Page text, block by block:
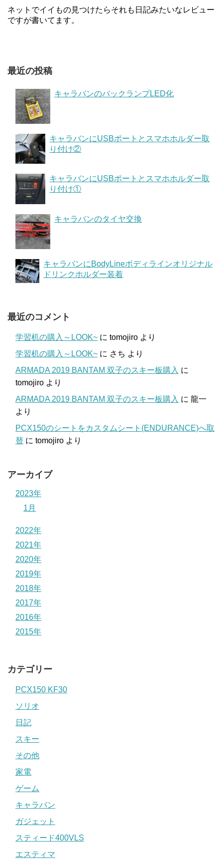
ネットでイイもの見つけたらそれも日記みたいなレビュー
ですが書いてます。
最近の投稿
キャラバンのバックランプLED化
キャラバンにUSBポートとスマホホルダー取
り付け②
キャラバンにUSBポートとスマホホルダー取
り付け①
キャラバンのタイヤ交換
キャラバンにBodyLineボディラインオリジナル
ドリンクホルダー装着
最近のコメント
学習机の購入～LOOK~ に tomojiro より
学習机の購入～LOOK~ に さち より
ARMADA 2019 BANTAM 双子のスキー板購入 に
tomojiro より
ARMADA 2019 BANTAM 双子のスキー板購入 に 龍一
より
PCX150のシートをカスタムシート(ENDURANCE)へ取
替 に tomojiro より
アーカイブ
2023年
1月
2022年
2021年
2020年
2019年
2018年
2017年
2016年
2015年
カテゴリー
PCX150 KF30
ソリオ
日記
スキー
その他
家電
ゲーム
キャラバン
ガジェット
スティード400VLS
エスティマ